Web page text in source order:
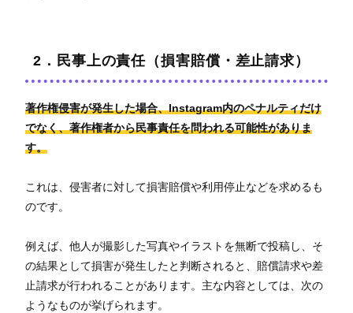
2．民事上の責任（損害賠償・差止請求）
著作権侵害が発生した場合、Instagram内のペナルティだけ
でなく、著作権者から民事責任を問われる可能性がありま
す。
これは、侵害者に対して損害賠償や利用停止などを求めるも
のです。
例えば、他人が撮影した写真やイラストを無断で投稿し、そ
の結果として損害が発生したと判断されると、賠償請求や差
止請求が行われることがあります。主な内容としては、次の
ようなものが挙げられます。